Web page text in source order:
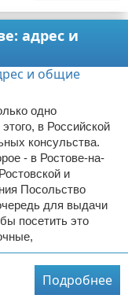
адрес и
одно
в Российской
консульства.
- в Ростове-на-
и
Посольство
для выдачи
посетить это
Подробнее